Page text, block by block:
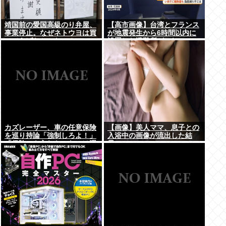
靖国前の愛国高級のり弁屋、
事業停止。なぜネトウヨは買
ってあげなかったの？
【高市画像】台湾とフランス
が地震発生から6時間以内に
設置した避難所がこれwww
カズレーザー、車の任意保険
を巡り持論「強制しろよ！」
「保険にも入れないヤツは運
転すんなよ」
【画像】美人ママ、息子との
入浴中の画像が流出した結
果・・・